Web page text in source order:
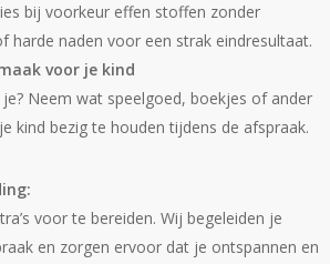
bij voorkeur effen stoffen zonder
harde naden voor een strak eindresultaat.
voor je kind
Neem wat speelgoed, boekjes of ander
kind bezig te houden tijdens de afspraak.
voor te bereiden. Wij begeleiden je
en zorgen ervoor dat je ontspannen en